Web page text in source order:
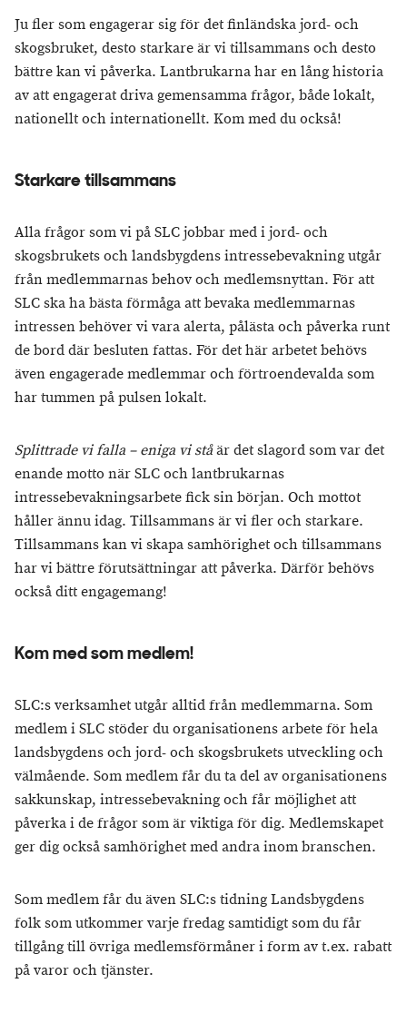
Ju fler som engagerar sig för det finländska jord- och
skogsbruket, desto starkare är vi tillsammans och desto
bättre kan vi påverka. Lantbrukarna har en lång historia
av att engagerat driva gemensamma frågor, både lokalt,
nationellt och internationellt. Kom med du också!
Starkare tillsammans
Alla frågor som vi på SLC jobbar med i jord- och
skogsbrukets och landsbygdens intressebevakning utgår
från medlemmarnas behov och medlemsnyttan. För att
SLC ska ha bästa förmåga att bevaka medlemmarnas
intressen behöver vi vara alerta, pålästa och påverka runt
de bord där besluten fattas. För det här arbetet behövs
även engagerade medlemmar och förtroendevalda som
har tummen på pulsen lokalt.
Splittrade vi falla – eniga vi ståär det slagord som var det
enande motto när SLC och lantbrukarnas
intressebevakningsarbete fick sin början. Och mottot
håller ännu idag. Tillsammans är vi fler och starkare.
Tillsammans kan vi skapa samhörighet och tillsammans
har vi bättre förutsättningar att påverka. Därför behövs
också ditt engagemang!
Kom med som medlem!
SLC:s verksamhet utgår alltid från medlemmarna. Som
medlem i SLC stöder du organisationens arbete för hela
landsbygdens och jord- och skogsbrukets utveckling och
välmående. Som medlem får du ta del av organisationens
sakkunskap, intressebevakning och får möjlighet att
påverka i de frågor som är viktiga för dig. Medlemskapet
ger dig också samhörighet med andra inom branschen.
Som medlem får du även SLC:s tidning Landsbygdens
folk som utkommer varje fredag samtidigt som du får
tillgång till övriga medlemsförmåner i form av t.ex. rabatt
på varor och tjänster.